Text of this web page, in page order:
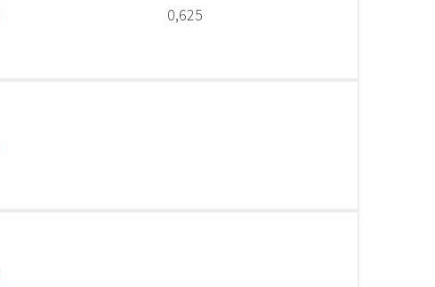
0,625